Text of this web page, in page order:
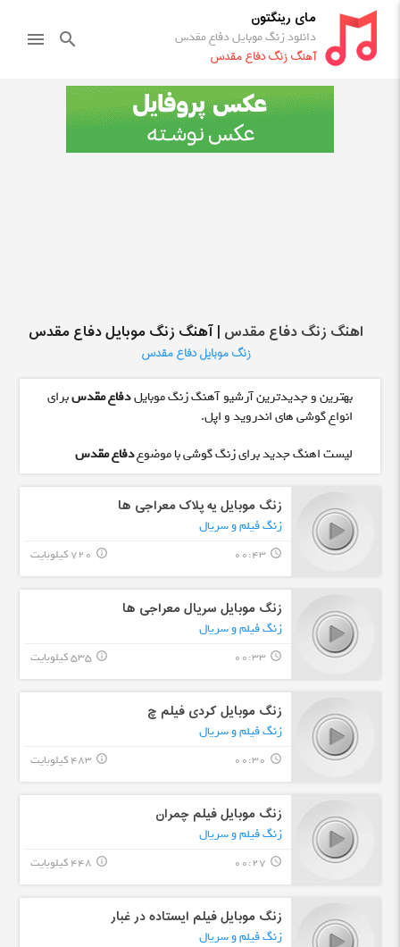
مای رینگتون
دانلود زنگ موبایل دفاع مقدس
آهنگ زنگ دفاع مقدس
search
menu
اهنگ زنگ دفاع مقدس | آهنگ زنگ موبایل دفاع مقدس
زنگ موبایل دفاع مقدس
بهترین و جدیدترین آرشیو آهنگ زنگ موبایلدفاع مقدسبرای
انواع گوشی های اندروید و اپل.
لیست اهنگ جدید برای زنگ گوشی با موضوعدفاع مقدس
زنگ موبایل یه پلاک معراجی ها
زنگ فیلم و سریال
query_builder
00:43 720 کیلوبایت info_outline
زنگ موبایل سریال معراجی ها
زنگ فیلم و سریال
query_builder
00:33 535 کیلوبایت info_outline
زنگ موبایل کردی فیلم چ
زنگ فیلم و سریال
query_builder
00:30 483 کیلوبایت info_outline
زنگ موبایل فیلم چمران
زنگ فیلم و سریال
query_builder
00:27 448 کیلوبایت info_outline
زنگ موبایل فیلم ایستاده در غبار
زنگ فیلم و سریال